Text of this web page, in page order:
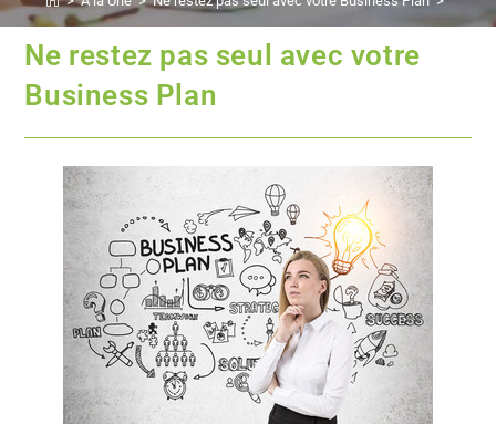
Ne restez pas seul avec votre
Business Plan